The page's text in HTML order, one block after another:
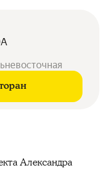
Александра